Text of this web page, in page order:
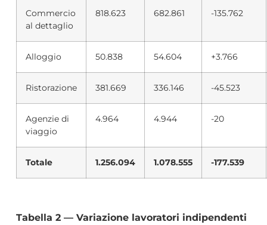
Commercio
al dettaglio
818.623 682.861 -135.762
Alloggio 50.838 54.604 +3.766
Ristorazione 381.669 336.146 -45.523
Agenzie di
viaggio
4.964 4.944 -20
Totale 1.256.094 1.078.555 -177.539
Tabella 2 — Variazione lavoratori indipendenti